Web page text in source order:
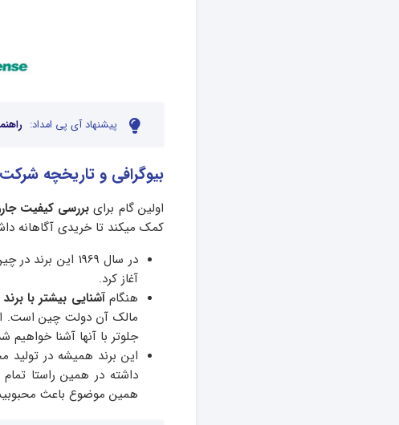
پیشنهاد آی پی امداد:
بیوگرافی و تاریخچه
اولین گام برای بررسی کیفیت
کمک میکند تا خریدی آگاهانه
در سال 1969
آغاز کرد.
هنگام آشنایی بیشتر با
مالک آن دولت چین است.
جلوتر با آنها آشنا خواهیم
این برند همیشه در
داشته در همین راستا
همین موضوع باعث